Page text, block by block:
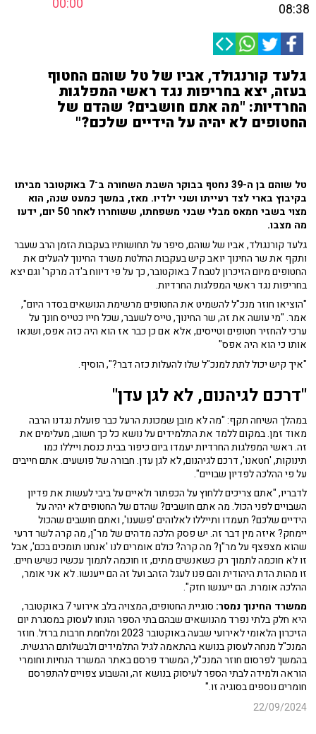
00:00 08:38
גלעד קורנגולד, אביו של טל שוהם החטוף
בעזה, יצא בחריפות נגד ראשי המפלגות
החרדיות: "מה אתם חושבים? שהדם של
החטופים לא יהיה על הידיים שלכם?"
טל שוהם בן ה-39 נחטף בבוקר השבת השחורה ב־7 באוקטובר מביתו
בקיבוץ בארי לצד רעייתו ושני ילדיו. מאז, במשך כמעט שנה, הוא
מצוי בשבי חמאס מבלי שבני משפחתו, ששוחררו לאחר 50 יום, ידעו
מה מצבו.
גלעד קורנגולד, אביו של שוהם, סיפר על תחושותיו בעקבות הזמן הרב שעבר
ותקף את שר החינוך יואב קיש בעקבות החלטת משרד החינוך להעלים את
החטופים מיום הזיכרון לטבח 7 באוקטובר, כך על פי דיווח ב'דה מרקר' וגם יצא
בחריפות נגד ראשי המפלגות החרדיות.
"הוציאו חוזר מנכ"ל להשמיט את החטופים מרשימת הנושאים בסדר היום",
אמר. "מי עושה את זה, שר החינוך, טייס לשעבר, שכל חייו כטייס חונך על
ערכי להחזיר חטופים וטייסים, אלא אם כן כבר אז הוא היה כזה אפס, ושנאו
אותו כי הוא היה אפס"
"איך קיש יכול לתת למנכ"ל שלו להעלות כזה דבר?", הוסיף.
"דרכם לגיהנום, לא לגן עדן"
במהלך השיחה תקף: "מה לא מובן שמכונת הרעל כבר פועלת נגדנו הרבה
מאוד זמן. במקום ללמד את התלמידים על נושא כל כך חשוב, מעלימים את
זה. ראשי המפלגות החרדיות יעמדו ביום כיפור בבית כנסת וייללו כמו
תינוקות, 'חטאנו', דרכם לגיהנום, לא לגן עדן. חבורה של פושעים. אתם חייבים
על פי ההלכה לפדיון שבויים".
לדבריו, "אתם צריכים ללחוץ על הכפתור ולאיים על ביבי לעשות את פדיון
השבויים לפני הכול. מה אתם חושבים? שהדם של החטופים לא יהיה על
הידיים שלכם? תעמדו ותייללו לאלוהים 'פשענו', ואתם חושבים שהכול
יימחק? איזה מין דבר זה. יש פסק הלכה מדהים של מר"ן, מה קרה לשר דרעי
שהוא מצפצף על מר"ן? מה קרה? כולם אומרים לנו 'אנחנו תומכים בכם', אבל
זו לא חוכמה לתמוך רק כשאנשים מתים, זו חוכמה לתמוך עכשיו כשיש חיים.
זו מהות הדת היהודית והם פנו לעגל הזהב ועל זה הם ייענשו. לא אני אומר,
ההלכה אומרת. הם ייענשו חזק".
ממשרד החינוך נמסר:
סוגיית החטופים, המצויה בלב אירועי 7 באוקטובר,
היא חלק בלתי נפרד מהנושאים שבהם בתי הספר הונחו לעסוק במסגרת יום
הזיכרון הלאומי לאירועי שבעה באוקטובר 2023 ומלחמת חרבות ברזל. חוזר
המנכ"ל מנחה לעסוק בנושא בהתאמה לגיל התלמידים ולבשלותם הרגשית.
בהמשך לפרסום חוזר המנכ"ל, המשרד פרסם באתר המשרד הנחיות וחומרי
הוראה ולמידה לבתי הספר לעיסוק בנושא זה, והשבוע צפויים להתפרסם
חומרים נוספים בסוגיה זו."
22/09/2024